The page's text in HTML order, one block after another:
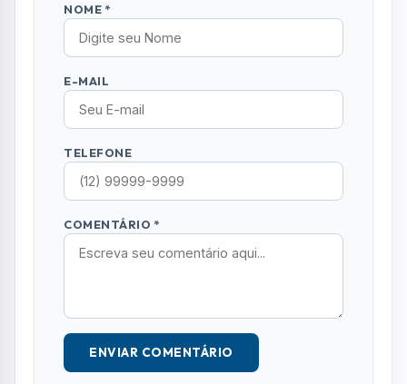
NOME *
E-MAIL
TELEFONE
COMENTÁRIO *
ENVIAR COMENTÁRIO